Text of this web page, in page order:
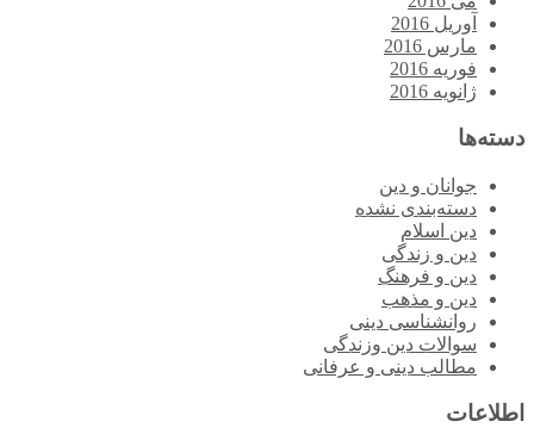
آوریل 2016
مارس 2016
فوریه 2016
ژانویه 2016
دسته‌ها
جوانان و دین
دسته‌بندی نشده
دین اسلام
دین و زندگی
دین و فرهنگ
دین و مذهب
روانشناسی دینی
سوالات دین وزندگی
مطالب دینی و عرفانی
اطلاعات